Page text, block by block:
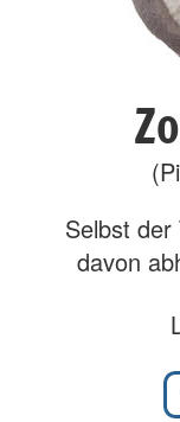
Selbst der
davon